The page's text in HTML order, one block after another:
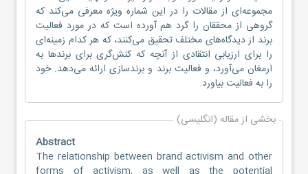
مجموعه‌ای از مقالات را در این شماره ویژه معرفی می‌کند که
گروهی از محققان را گرد هم آورده است که در مورد فعالیت
برند از دیدگاه‌های مختلف تحقیق می‌کنند، که هر کدام زمینه‌ای
را برای ارزیابی انتقادی از آنچه که کنش‌گری برای برندها به
ارمغان می‌آورد، و فعالیت برند و برندسازی ارائه می‌دهد. خود
را به فعالیت بیاورد.
بخشی از مقاله (انگلیسی)
Abstract
The relationship between brand activism and other